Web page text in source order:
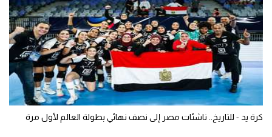
كرة يد - للتاريخ.. ناشئات مصر إلى نصف نهائي بطولة العالم لأول مرة